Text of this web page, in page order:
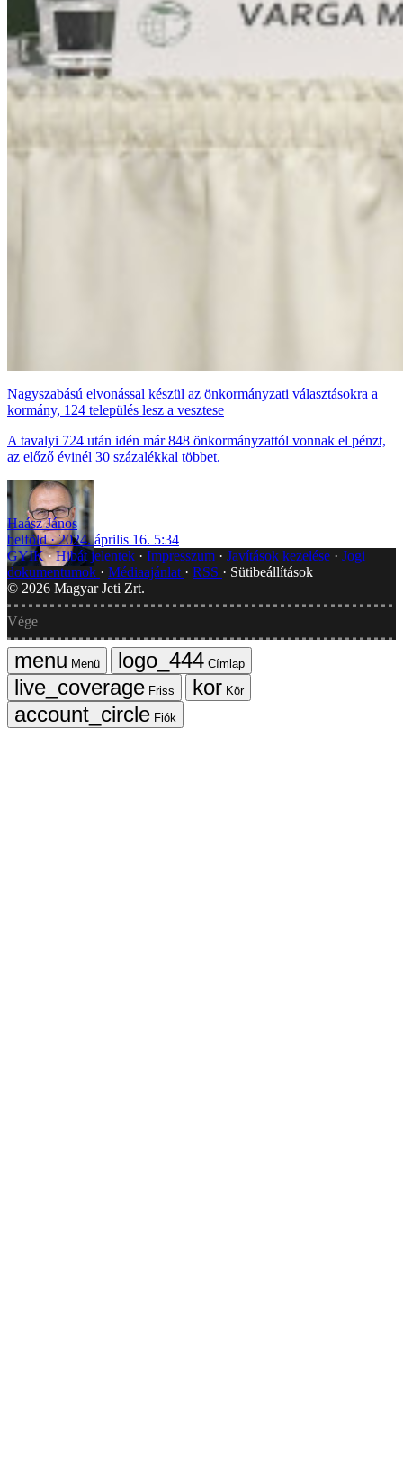
Nagyszabású elvonással készül az önkormányzati választásokra a
kormány, 124 település lesz a vesztese
A tavalyi 724 után idén már 848 önkormányzattól vonnak el pénzt,
az előző évinél 30 százalékkal többet.
Haász János
belföld
2024. április 16. 5:34
GYIK Hibát jelentek Impresszum Javítások kezelése
Jogi
dokumentumok
Médiaajánlat RSS
Sütibeállítások
© 2026 Magyar Jeti Zrt.
Vége
Menü
Címlap
Friss
Kör
Fiók